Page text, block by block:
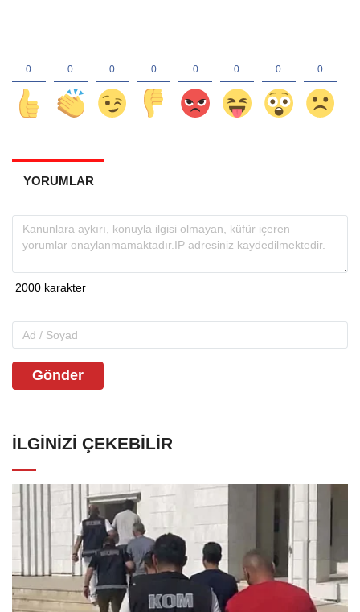
YORUMLAR
Gönder
İLGINIZI ÇEKEBILIR